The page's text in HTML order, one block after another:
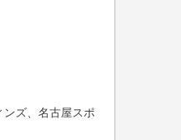
ズ、名古屋スポ